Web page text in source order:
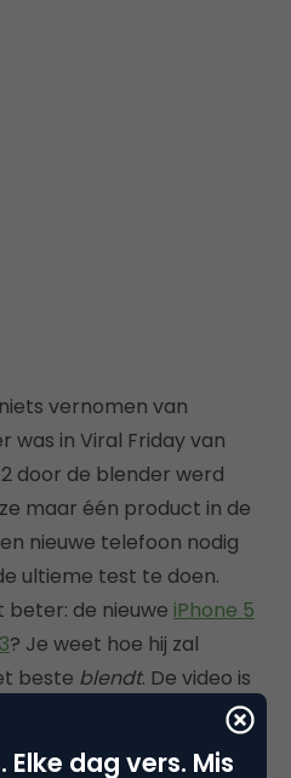
vernomen van
was in Viral Friday van
door de blender werd
maar één product in de
nieuwe telefoon nodig
ultieme test te doen.
de nieuwe iPhone 5
? Je weet hoe hij zal
beste blendt. De video is
dag vers. Mis